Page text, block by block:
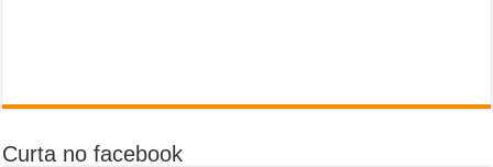
Curta no facebook